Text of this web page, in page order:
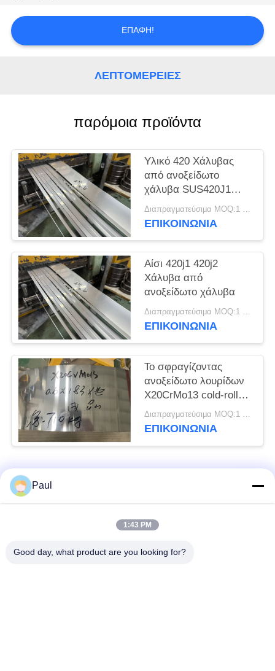
ΖΗΤΉΣΤΕ
SITEMAP
PRIVACY
POLICY
ΕΠΑΦΉ!
ΛΕΠΤΟΜΈΡΕΙΕΣ
παρόμοια προϊόντα
Υλικό 420 Χάλυβας
από ανοξείδωτο
χάλυβα SUS420J1
SUS420J2
Στρογγυλοκύλινδρο
Διαπραγματεύσιμα MOQ:1 τόνος
ΕΠΙΚΟΙΝΩΝΊΑ
Αίσι 420j1 420j2
Χάλυβα από
ανοξείδωτο χάλυβα
Διαπραγματεύσιμα MOQ:1 τόνος
ΕΠΙΚΟΙΝΩΝΊΑ
Το σφραγίζοντας
ανοξείδωτο λουρίδων
X20CrMo13 cold-rolled
η ανοπτημένη σπείρα Διαπραγματεύσιμα MOQ:1 τόνος
ΕΠΙΚΟΙΝΩΝΊΑ
Λαϊκή κατηγορία
Σκληραίνοντας
Paul
1:43 PM
Good day, what product are you looking for?